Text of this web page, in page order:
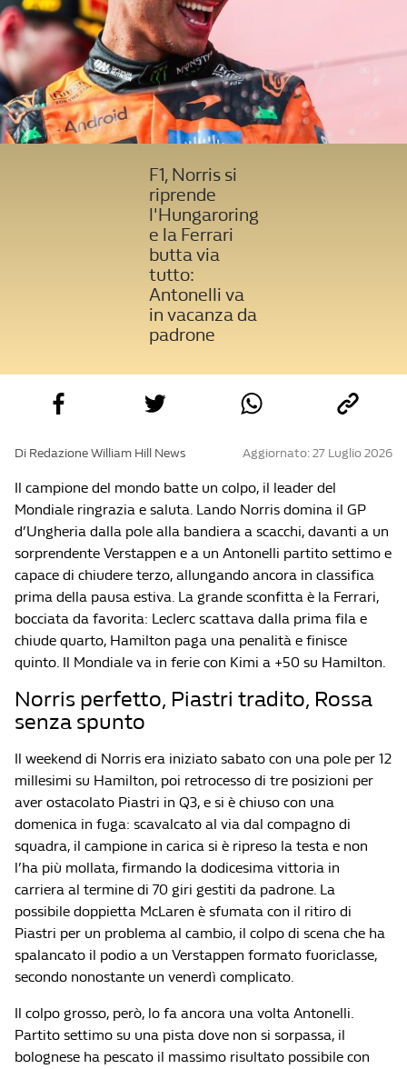
F1, Norris si
riprende
l'Hungaroring
e la Ferrari
butta via
tutto:
Antonelli va
in vacanza da
padrone
Di Redazione William Hill News Aggiornato: 27 Luglio 2026
Il campione del mondo batte un colpo, il leader del
Mondiale ringrazia e saluta. Lando Norris domina il GP
d’Ungheria dalla pole alla bandiera a scacchi, davanti a un
sorprendente Verstappen e a un Antonelli partito settimo e
capace di chiudere terzo, allungando ancora in classifica
prima della pausa estiva. La grande sconfitta è la Ferrari,
bocciata da favorita: Leclerc scattava dalla prima fila e
chiude quarto, Hamilton paga una penalità e finisce
quinto. Il Mondiale va in ferie con Kimi a +50 su Hamilton.
Norris perfetto, Piastri tradito, Rossa
senza spunto
Il weekend di Norris era iniziato sabato con una pole per 12
millesimi su Hamilton, poi retrocesso di tre posizioni per
aver ostacolato Piastri in Q3, e si è chiuso con una
domenica in fuga: scavalcato al via dal compagno di
squadra, il campione in carica si è ripreso la testa e non
l’ha più mollata, firmando la dodicesima vittoria in
carriera al termine di 70 giri gestiti da padrone. La
possibile doppietta McLaren è sfumata con il ritiro di
Piastri per un problema al cambio, il colpo di scena che ha
spalancato il podio a un Verstappen formato fuoriclasse,
secondo nonostante un venerdì complicato.
Il colpo grosso, però, lo fa ancora una volta Antonelli.
Partito settimo su una pista dove non si sorpassa, il
bolognese ha pescato il massimo risultato possibile con